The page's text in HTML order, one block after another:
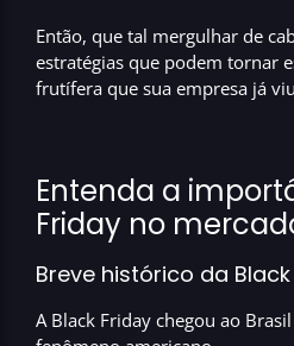
Então, que tal mergulhar de
estratégias que podem tornar
frutífera que sua empresa já
Entenda a
Friday no
Breve histórico da
A Black Friday chegou ao